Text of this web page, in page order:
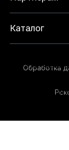
Каталог
Обработка
опыта на нашем
данный сайт, вы
технологий. Для